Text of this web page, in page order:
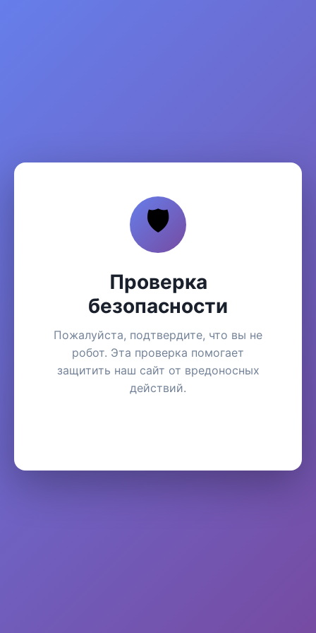
🛡️
Проверка
безопасности
Пожалуйста, подтвердите, что вы не
робот. Эта проверка помогает
защитить наш сайт от вредоносных
действий.